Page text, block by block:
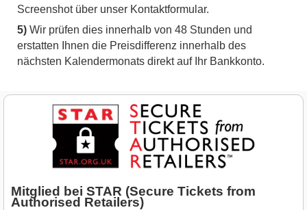
Screenshot über unser Kontaktformular.
5) Wir prüfen dies innerhalb von 48 Stunden und
erstatten Ihnen die Preisdifferenz innerhalb des
nächsten Kalendermonats direkt auf Ihr Bankkonto.
Mitglied bei STAR (Secure Tickets from
Authorised Retailers)